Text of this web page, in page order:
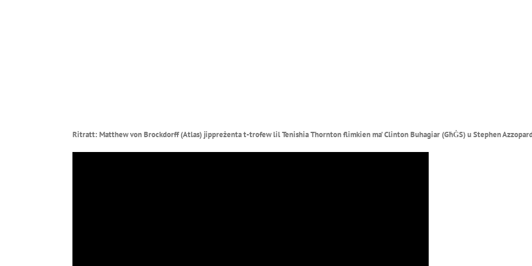
Ritratt: Matthew von Brockdorff (Atlas) jippreżenta t-trofew lil Tenishia Thornton flimkien ma’ Clinton Buhagiar (GħĠS) u Stephen